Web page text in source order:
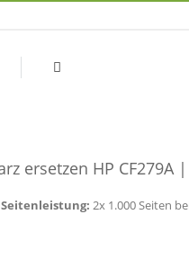
ersetzen HP CF279A
Seitenleistung: 2x 1.000 Seiten